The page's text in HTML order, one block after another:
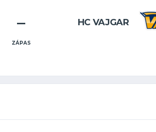
HC VAJGAR
–
ZÁPAS